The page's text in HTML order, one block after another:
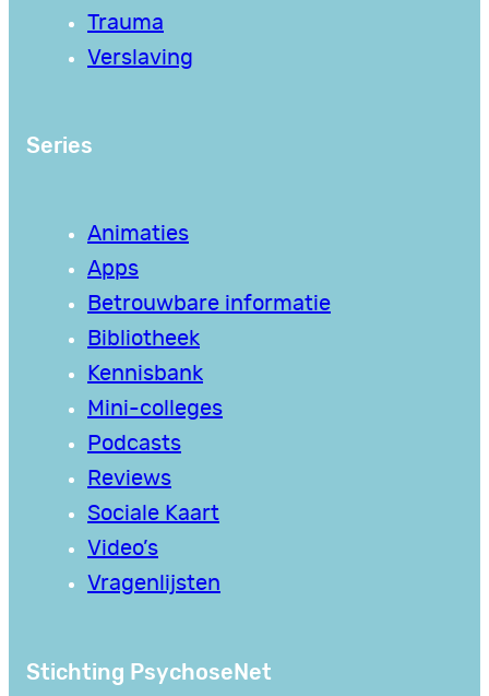
Trauma
Verslaving
Series
Animaties
Apps
Betrouwbare informatie
Bibliotheek
Kennisbank
Mini-colleges
Podcasts
Reviews
Sociale Kaart
Video’s
Vragenlijsten
Stichting PsychoseNet